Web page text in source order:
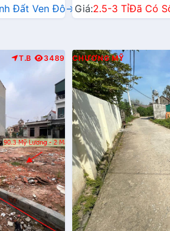
Đất Ven Đô→ Giá:2.5-3 TỉĐã Có
T.B 3489 CHƯƠNG MỸ